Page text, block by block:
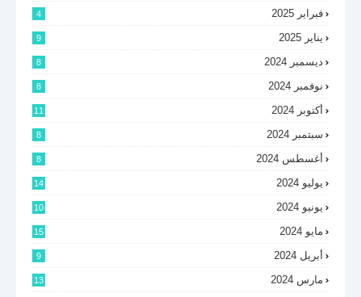
فبراير 2025 4
يناير 2025 9
ديسمبر 2024 8
نوفمبر 2024 8
أكتوبر 2024 11
سبتمبر 2024 8
أغسطس 2024 8
يوليو 2024 14
يونيو 2024 10
مايو 2024 15
أبريل 2024 9
مارس 2024 13